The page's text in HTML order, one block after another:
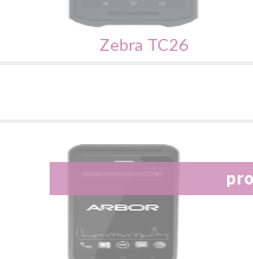
Zebra TC26